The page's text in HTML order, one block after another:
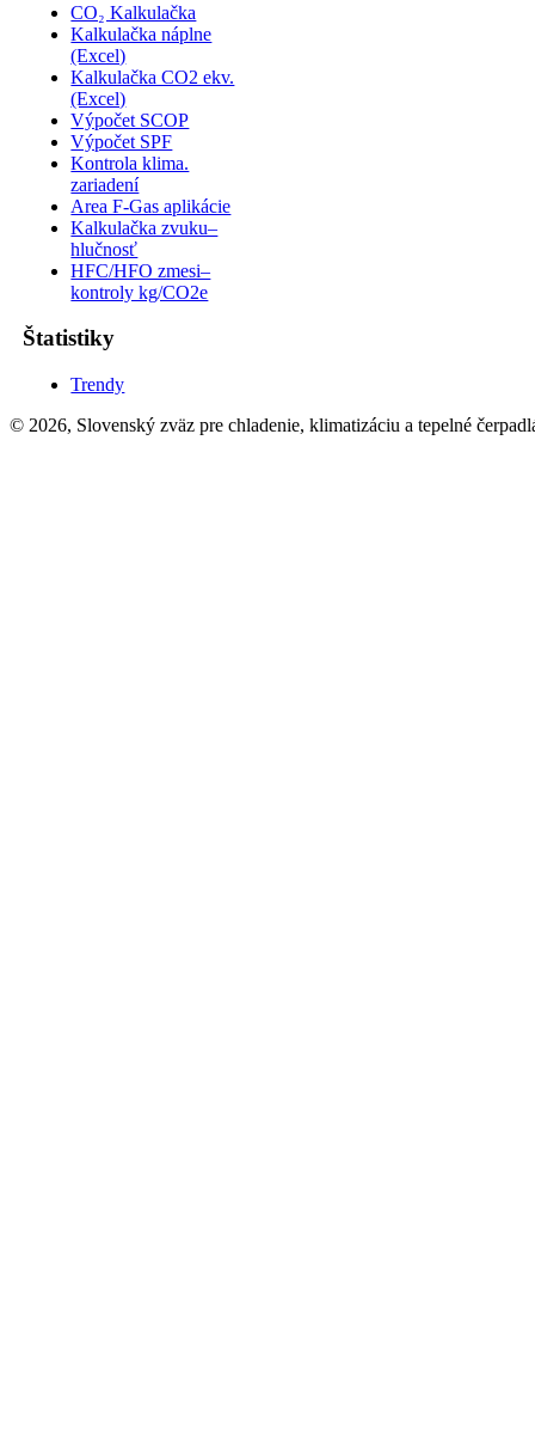
CO₂ Kalkulačka
Kalkulačka náplne
(Excel)
Kalkulačka CO2 ekv.
(Excel)
Výpočet SCOP
Výpočet SPF
Kontrola klima.
zariadení
Area F-Gas aplikácie
Kalkulačka zvuku–
hlučnosť
HFC/HFO zmesi–
kontroly kg/CO2e
Štatistiky
Trendy
© 2026, Slovenský zväz pre chladenie, klimatizáciu a tepelné